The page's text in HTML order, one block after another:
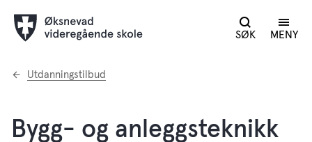
SØK MENY
Du
Utdanningstilbud
Bygg- og anleggsteknikk